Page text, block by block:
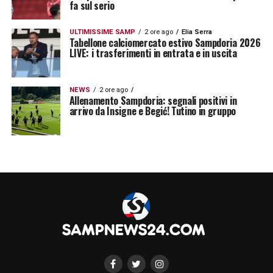
sulla via giusta per centrare la salvezza
IL MESSAGGIO ALLA SQUADRA – «Ho fatto
i complimenti ai ragazzi. Fino ad un certo
punto la squadra è stata molto brava sia in
fase difensiva, sia sulla pressione alta.
Abbiamo fatto tanto possesso contro una
LA PLAYLIST DELLE NOSTRE TOP NEWS
fa sul serio
ULTIMISSIME SAMP 2 ore ago Elia Serra
Tabellone calciomercato estivo Sampdoria 2026
LIVE: i trasferimenti in entrata e in uscita
NEWS 2 ore ago
Allenamento Sampdoria: segnali positivi in
arrivo da Insigne e Begić! Tutino in gruppo